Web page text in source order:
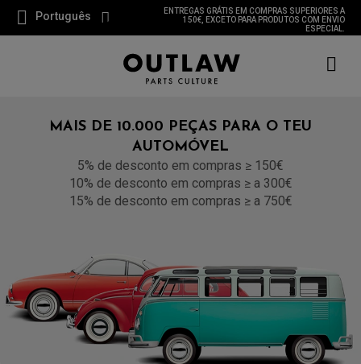
Português
ENTREGAS GRÁTIS EM COMPRAS SUPERIORES A
150€, EXCETO PARA PRODUTOS COM ENVIO
ESPECIAL.
MAIS DE 10.000 PEÇAS PARA O TEU
AUTOMÓVEL
5% de desconto em compras ≥ 150€
10% de desconto em compras ≥ a 300€
15% de desconto em compras ≥ a 750€